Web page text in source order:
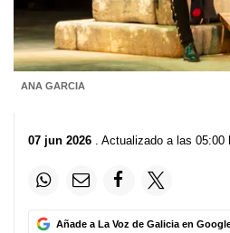
ANA GARCIA
07 jun 2026 . Actualizado a las 05:00
Añade a La Voz de Galicia en